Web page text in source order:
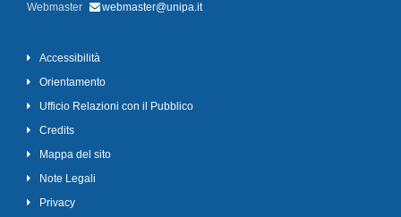
Webmaster
webmaster@unipa.it
Accessibilità
Orientamento
Ufficio Relazioni con il Pubblico
Credits
Mappa del sito
Note Legali
Privacy